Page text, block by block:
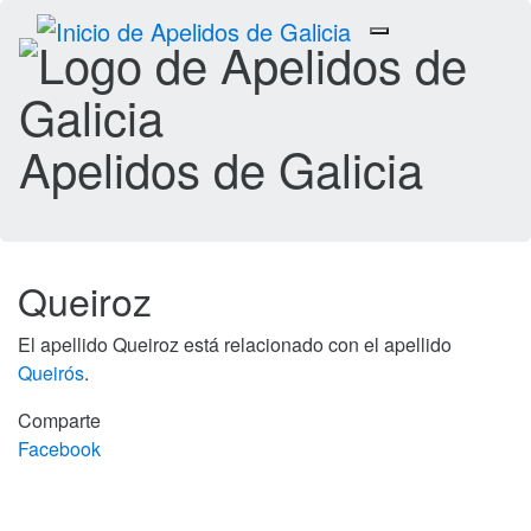
Toggle
navigation
Apelidos de Galicia
Queiroz
El apellido Queiroz está relacionado con el apellido
Queirós.
Comparte
Facebook